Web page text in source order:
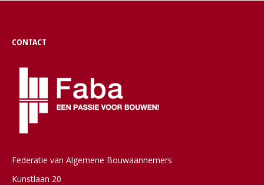
CONTACT
Federatie van Algemene Bouwaannemers
Kunstlaan 20